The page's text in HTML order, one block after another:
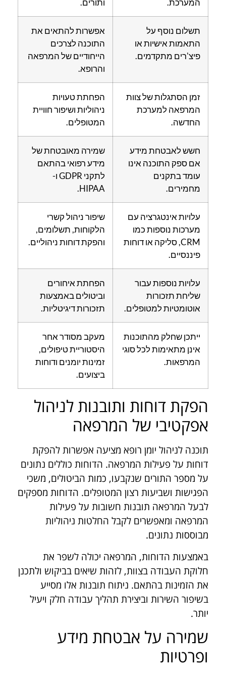
המערכת. ותורים.
תשלום נוסף על
התאמות אישיות או
פיצ'רים מתקדמים.
אפשרות להתאים את
התוכנה לצרכים
הייחודיים של המרפאה
והרופא.
זמן הסתגלות של צוות
המרפאה למערכת
החדשה.
הפחתת טעויות
ניהוליות ושיפור חוויית
המטופלים.
חשש לאבטחת מידע
אם ספק התוכנה אינו
עומד בתקנים
מחמירים.
שמירה מאובטחת של
מידע רפואי בהתאם
לתקני GDPR ו-
HIPAA.
עלויות אינטגרציה עם
מערכות נוספות כמו
CRM, סליקה או דוחות
פיננסיים.
שיפור ניהול קשרי
הלקוחות, תשלומים,
והפקת דוחות ניהוליים.
עלויות נוספות עבור
שליחת תזכורות
אוטומטיות למטופלים.
הפחתת איחורים
וביטולים באמצעות
תזכורות דיגיטליות.
ייתכן שחלק מהתוכנות
אינן מתאימות לכל סוגי
המרפאות.
מעקב מסודר אחר
היסטוריית טיפולים,
זמינות יומנים ודוחות
ביצועים.
הפקת דוחות ותובנות לניהול
אפקטיבי של המרפאה
תוכנה לניהול יומן רופא מציעה אפשרות להפקת
דוחות על פעילות המרפאה. הדוחות כוללים נתונים
על מספר התורים שנקבעו, כמות הביטולים, משכי
הפגישות ושביעות רצון המטופלים. הדוחות מספקים
לבעל המרפאה תובנות חשובות על פעילות
המרפאה ומאפשרים לקבל החלטות ניהוליות
מבוססות נתונים.
באמצעות הדוחות, המרפאה יכולה לשפר את
חלוקת העבודה בצוות, לזהות שיאים בביקוש ולתכנן
את הזמינות בהתאם. ניתוח תובנות אלו מסייע
בשיפור השירות וביצירת תהליך עבודה חלק ויעיל
יותר.
שמירה על אבטחת מידע
ופרטיות